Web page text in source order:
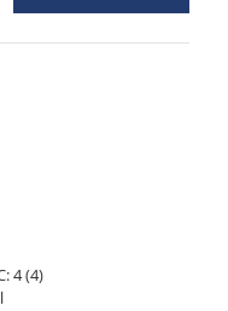
4 (4)